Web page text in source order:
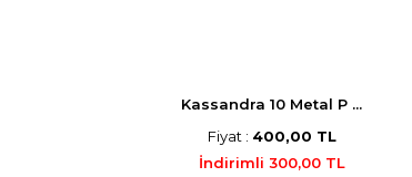
Kassandra 10 Metal P ...
Fiyat : 400,00 TL
İndirimli 300,00 TL